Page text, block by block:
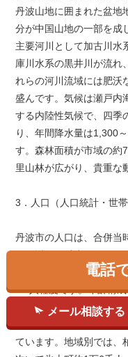
丹波山地に囲まれた盆地
分が中国山地の一部を成
主要河川として加古川水
庫川水系の黒井川が流れ
れらの河川流域には肥沃
盛んです。気候は瀬戸内
する内陸性気候で、四季
り、年間降水量は1,300
す。森林面積が市域の約
里山林が広がり、貴重な
3．人口（人口統計・世帯
丹波市の人口は、合併当
が、近年は減少傾向にあ
います。世帯数は約2万
2.5人程度です。年齢構
め、全国平均を上回る
歳の年少人口は約11％
ています。地域別では、
電話
メール相談する